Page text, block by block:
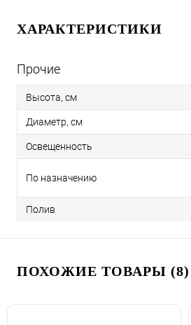
ХАРАКТЕРИСТИКИ
Прочие
Высота, см
Диаметр, см
Освещенность
По назначению
Полив
ПОХОЖИЕ ТОВАРЫ (8)